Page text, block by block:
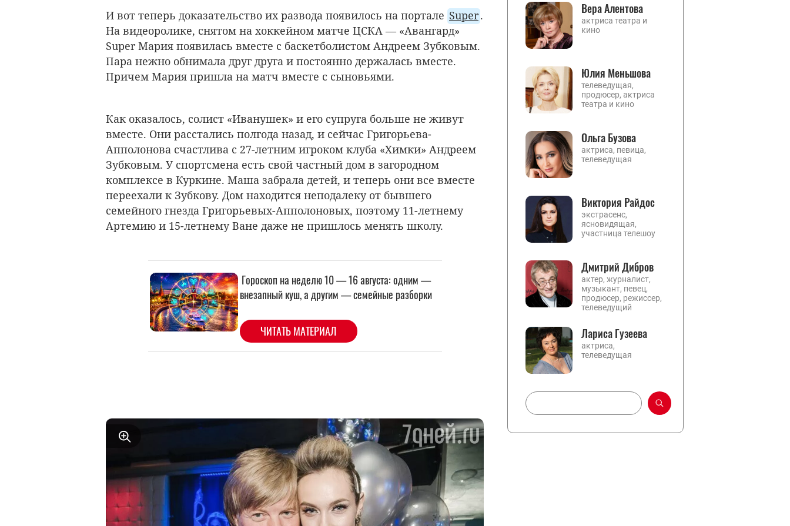
И вот теперь доказательство их развода появилось на портале Super.
На видеоролике, снятом на хоккейном матче ЦСКА — «Авангард»
Super Мария появилась вместе с баскетболистом Андреем Зубковым.
Пара нежно обнимала друг друга и постоянно держалась вместе.
Причем Мария пришла на матч вместе с сыновьями.
Как оказалось, солист «Иванушек» и его супруга больше не живут
вместе. Они расстались полгода назад, и сейчас Григорьева-
Апполонова счастлива с 27-летним игроком клуба «Химки» Андреем
Зубковым. У спортсмена есть свой частный дом в загородном
комплексе в Куркине. Маша забрала детей, и теперь они все вместе
переехали к Зубкову. Дом находится неподалеку от бывшего
семейного гнезда Григорьевых-Апполоновых, поэтому 11-летнему
Артемию и 15-летнему Ване даже не пришлось менять школу.
Вера Алентова
актриса театра и
кино
Юлия Меньшова
телеведущая,
продюсер, актриса
театра и кино
Ольга Бузова
актриса, певица,
телеведущая
Виктория Райдос
экстрасенс,
ясновидящая,
участница телешоу
Дмитрий Дибров
актер, журналист,
музыкант, певец,
продюсер, режиссер,
телеведущий
Лариса Гузеева
актриса,
телеведущая